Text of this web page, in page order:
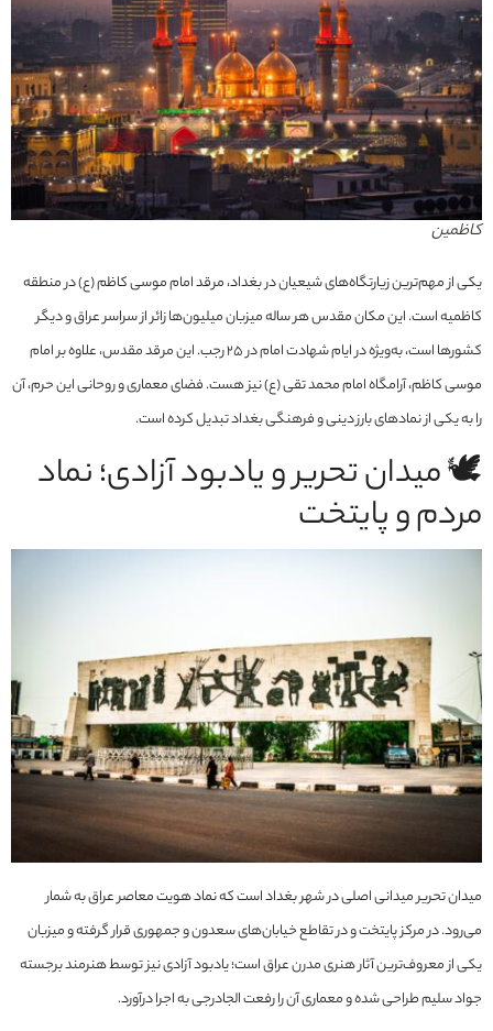
کاظمین
یکی از مهم‌ترین زیارتگاه‌های شیعیان در بغداد، مرقد امام موسی کاظم (ع) در منطقه
کاظمیه است. این مکان مقدس هر ساله میزبان میلیون‌ها زائر از سراسر عراق و دیگر
کشورها است، به‌ویژه در ایام شهادت امام در ۲۵ رجب. این مرقد مقدس، علاوه بر امام
موسی کاظم، آرامگاه امام محمد تقی (ع) نیز هست. فضای معماری و روحانی این حرم، آن
را به یکی از نمادهای بارز دینی و فرهنگی بغداد تبدیل کرده است.
🕊️ میدان تحریر و یادبود آزادی؛ نماد
مردم و پایتخت
میدان تحریر میدانی اصلی در شهر بغداد است که نماد هویت معاصر عراق به شمار
می‌رود. در مرکز پایتخت و در تقاطع خیابان‌های سعدون و جمهوری قرار گرفته و میزبان
یکی از معروف‌ترین آثار هنری مدرن عراق است؛ یادبود آزادی نیز توسط هنرمند برجسته
جواد سلیم طراحی شده و معماری آن را رفعت الجادرجی به اجرا درآورد.